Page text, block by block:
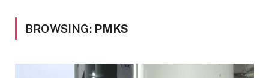
BROWSING: PMKS